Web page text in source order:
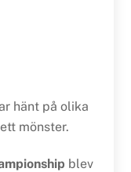
hänt på olika
mönster.
blev